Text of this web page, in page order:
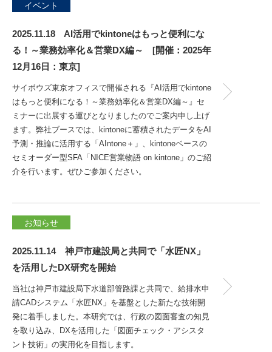
イベント
2025.11.18 AI活用でkintoneはもっと便利にな
る！～業務効率化＆営業DX編～ [開催：2025年
12月16日：東京]
サイボウズ東京オフィスで開催される『AI活用でkintone
はもっと便利になる！～業務効率化＆営業DX編～』セ
ミナーに出展する運びとなりましたのでご案内申し上げ
ます。弊社ブースでは、kintoneに蓄積されたデータをAI
予測・推論に活用する「AIntone＋」、kintoneベースの
セミオーダー型SFA「NICE営業物語 on kintone」のご紹
介を行います。ぜひご参加ください。
お知らせ
2025.11.14 神戸市建設局と共同で「水匠NX」
を活用したDX研究を開始
当社は神戸市建設局下水道部管路課と共同で、給排水申
請CADシステム「水匠NX」を基盤とした新たな技術開
発に着手しました。本研究では、行政の図面審査の知見
を取り込み、DXを活用した「図面チェック・アシスタ
ント技術」の実用化を目指します。